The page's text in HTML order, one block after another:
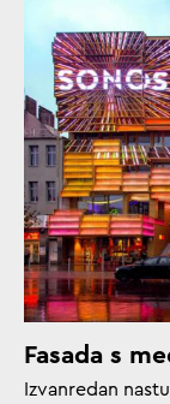
Fasada s
Izvanredan